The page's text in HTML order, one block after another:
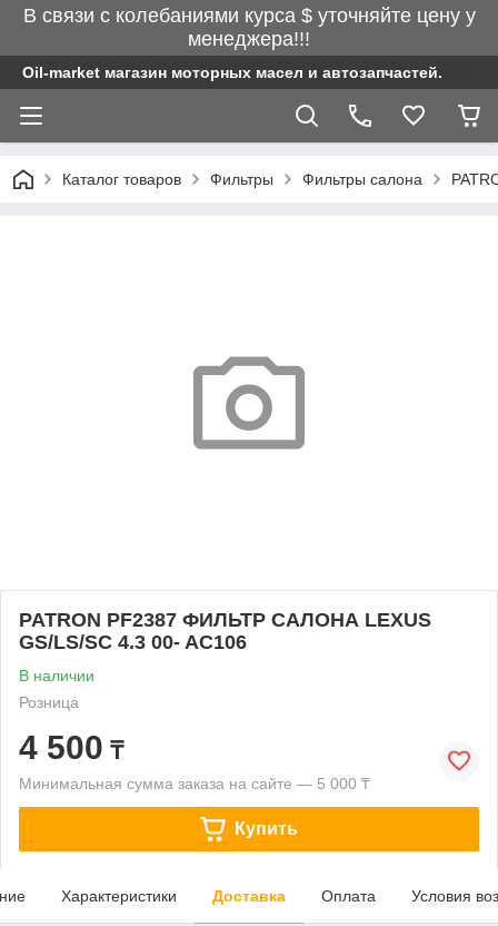
В связи с колебаниями курса $ уточняйте цену у
менеджера!!!
Oil-market магазин моторных масел и автозапчастей.
Каталог товаров Фильтры Фильтры салона
PATRON PF2387 ФИЛЬТР САЛОНА LEXUS
GS/LS/SC 4.3 00- AC106
В наличии
Розница
4 500 ₸
Минимальная сумма заказа на сайте — 5 000 ₸
Купить
Характеристики Доставка Оплата Условия